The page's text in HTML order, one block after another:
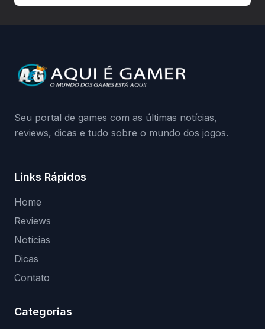
da Playground: negação do preload,
medidas contra acessos não autorizados
Seu portal de games com as últimas notícias,
reviews, dicas e tudo sobre o mundo dos jogos.
Links Rápidos
Home
Reviews
Notícias
Dicas
Contato
Categorias